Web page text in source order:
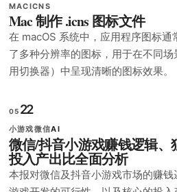
MACICNS
Mac 制作 .icns 图标文件
在 macOS 系统中，应用程序图标
了多种分辨率的图标，用于在不同
用切换器）中呈现清晰的图标效果。
05 22
小游戏微信AI
微信/抖音小游戏赚钱逻辑
投入产出比全面分析
本报对微信及抖音小游戏市场的赚